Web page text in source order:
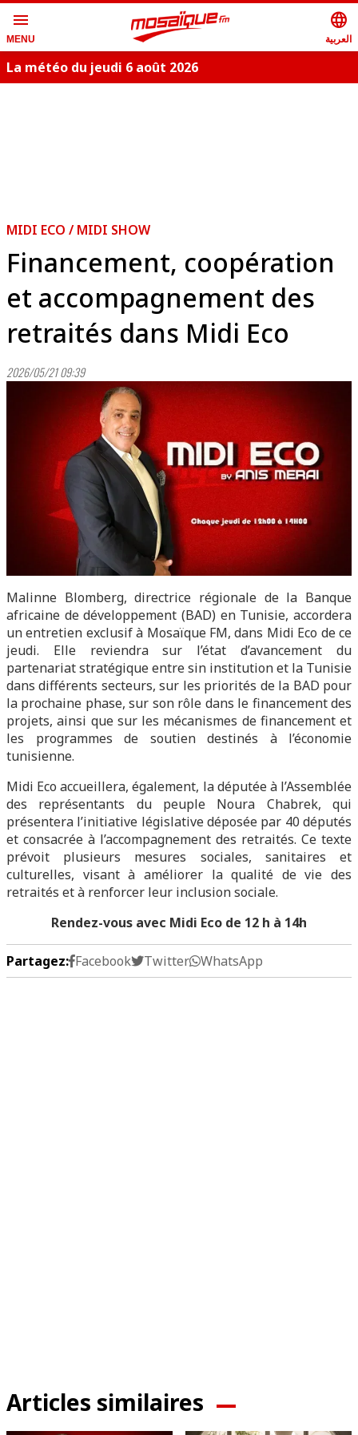
menu
MENU
language
العربية
La météo du jeudi 6 août 2026
MIDI ECO / MIDI SHOW
Financement, coopération
et accompagnement des
retraités dans Midi Eco
2026/05/21 09:39
Malinne Blomberg, directrice régionale de la Banque
africaine de développement (BAD) en Tunisie, accordera
un entretien exclusif à Mosaïque FM, dans Midi Eco de ce
jeudi. Elle reviendra sur l’état d’avancement du
partenariat stratégique entre sin institution et la Tunisie
dans différents secteurs, sur les priorités de la BAD pour
la prochaine phase, sur son rôle dans le financement des
projets, ainsi que sur les mécanismes de financement et
les programmes de soutien destinés à l’économie
tunisienne.
Midi Eco accueillera, également, la députée à l’Assemblée
des représentants du peuple Noura Chabrek, qui
présentera l’initiative législative déposée par 40 députés
et consacrée à l’accompagnement des retraités. Ce texte
prévoit plusieurs mesures sociales, sanitaires et
culturelles, visant à améliorer la qualité de vie des
retraités et à renforcer leur inclusion sociale.
Rendez-vous avec Midi Eco de 12 h à 14h
Partagez: Facebook Twitter WhatsApp
Articles similaires